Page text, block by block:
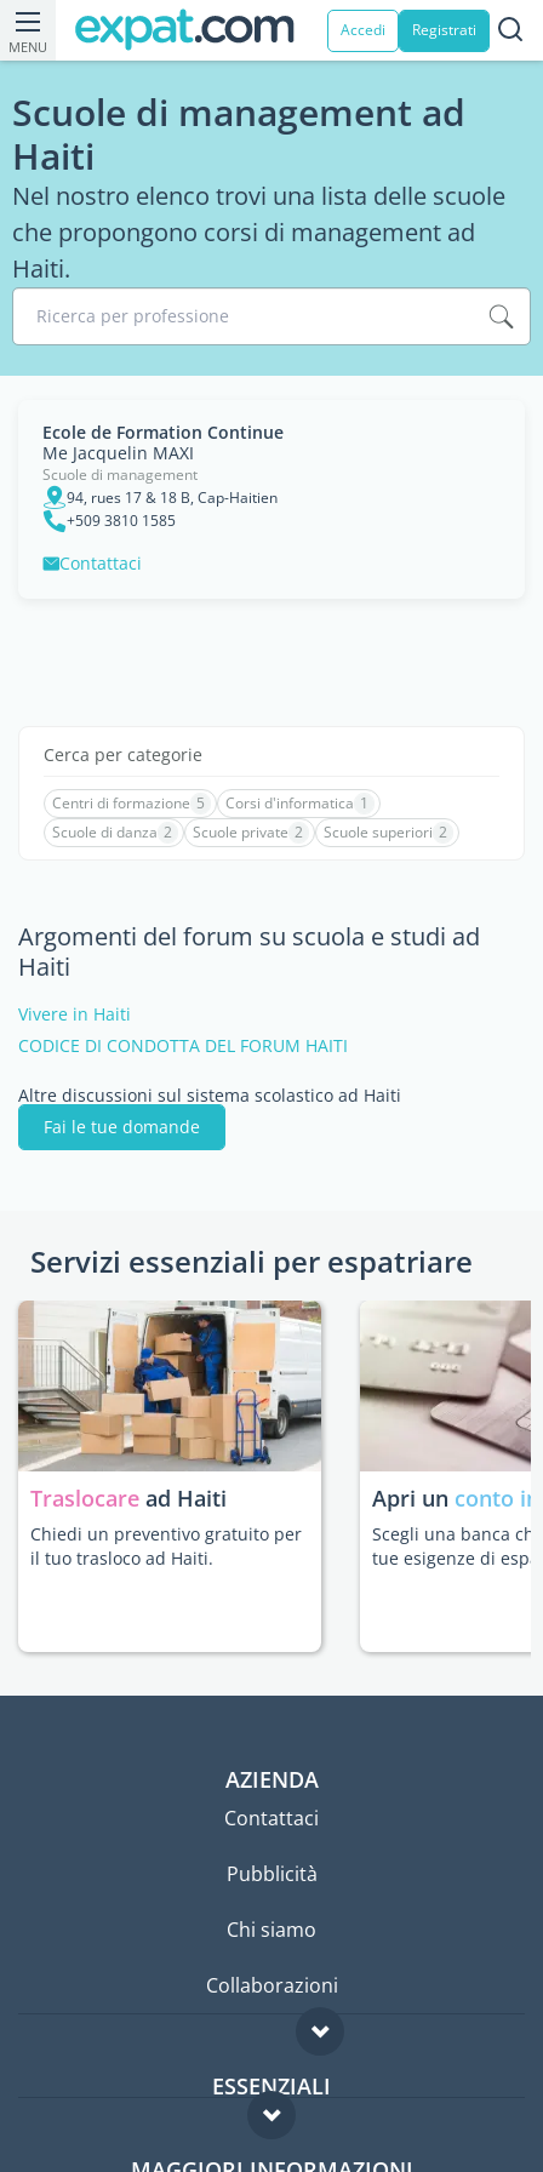
MENU
Accedi Registrati
Scuole di management ad
Haiti
Nel nostro elenco trovi una lista delle scuole
che propongono corsi di management ad
Haiti.
Ricerca per professione
Ecole de Formation Continue
Me Jacquelin MAXI
Scuole di management
94, rues 17 & 18 B, Cap-Haitien
+509 3810 1585
Contattaci
Cerca per categorie
Centri di formazione 5 Corsi d'informatica 1
Scuole di danza 2 Scuole private 2 Scuole superiori 2
Argomenti del forum su scuola e studi ad
Haiti
Vivere in Haiti
CODICE DI CONDOTTA DEL FORUM HAITI
Altre discussioni sul sistema scolastico ad Haiti
Fai le tue domande
Servizi essenziali per espatriare
Traslocare ad Haiti
Chiedi un preventivo gratuito per
il tuo trasloco ad Haiti.
Apri un conto
Scegli una banca
tue esigenze di
AZIENDA
Contattaci
Pubblicità
Chi siamo
Collaborazioni
ESSENZIALI
Forum per expat